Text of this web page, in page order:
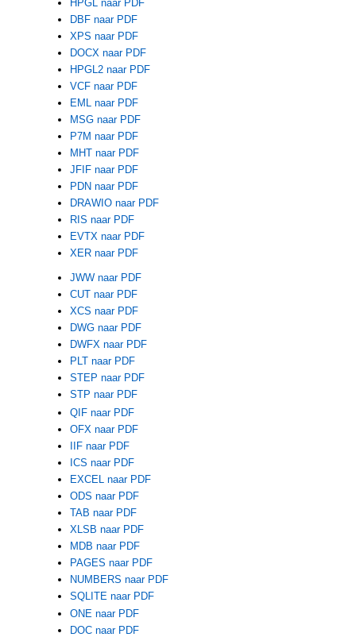
HPGL naar PDF
DBF naar PDF
XPS naar PDF
DOCX naar PDF
HPGL2 naar PDF
VCF naar PDF
EML naar PDF
MSG naar PDF
P7M naar PDF
MHT naar PDF
JFIF naar PDF
PDN naar PDF
DRAWIO naar PDF
RIS naar PDF
EVTX naar PDF
XER naar PDF
JWW naar PDF
CUT naar PDF
XCS naar PDF
DWG naar PDF
DWFX naar PDF
PLT naar PDF
STEP naar PDF
STP naar PDF
QIF naar PDF
OFX naar PDF
IIF naar PDF
ICS naar PDF
EXCEL naar PDF
ODS naar PDF
TAB naar PDF
XLSB naar PDF
MDB naar PDF
PAGES naar PDF
NUMBERS naar PDF
SQLITE naar PDF
ONE naar PDF
DOC naar PDF